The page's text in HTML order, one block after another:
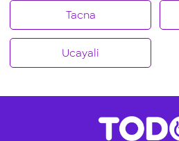
Tacna
Ucayali